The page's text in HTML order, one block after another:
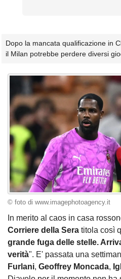
Dopo la mancata qualificazione in
il Milan potrebbe perdere diversi
© foto di www.imagephotoagency.it
In merito al caos in casa
Corriere della Sera titola così
grande fuga delle stelle.
verità". E' passata una
Furlani, Geoffrey Moncada,